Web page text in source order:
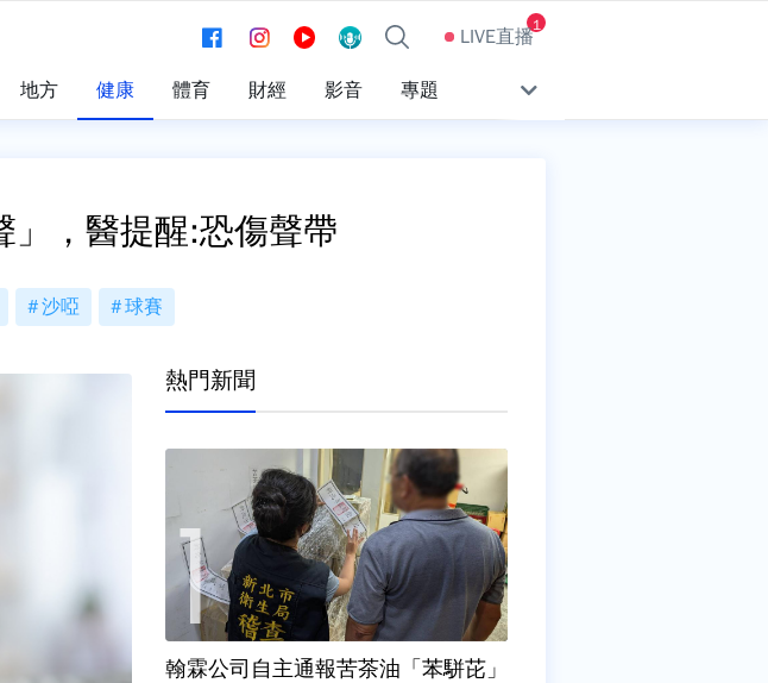
LIVE直播1
地方 健康 體育 財經 影音 專題
」，醫提醒:恐傷聲帶
沙啞 球賽
熱門新聞
翰霖公司自主通報苦茶油「苯駢芘」